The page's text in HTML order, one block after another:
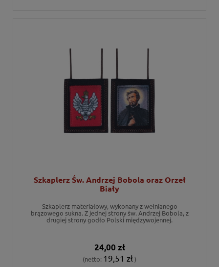
Szkaplerz Św. Andrzej Bobola oraz Orzeł
Biały
Szkaplerz materiałowy, wykonany z wełnianego
brązowego sukna. Z jednej strony św. Andrzej Bobola, z
drugiej strony godło Polski międzywojennej.
24,00 zł
(netto: 19,51 zł)